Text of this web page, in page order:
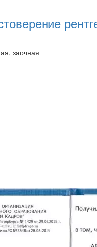
заочная